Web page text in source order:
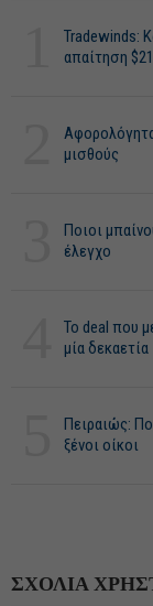
Tradewinds:
απαίτηση
μισθούς
Ποιοι
έλεγχο
Το deal που
μία δεκαετία
Πειραιώς:
ξένοι οίκοι
ΣΧΟΛΙΑ